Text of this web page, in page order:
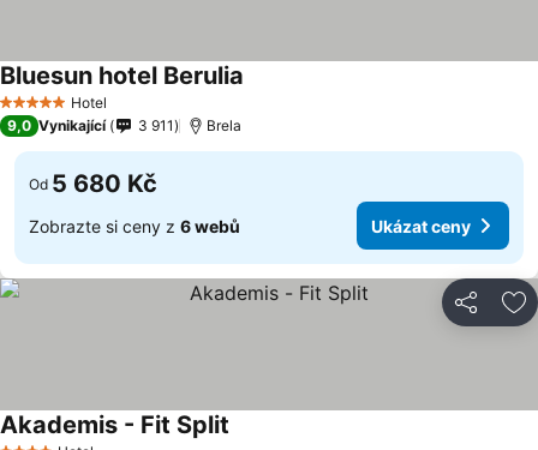
5 Počet hvězdiček
Hotel
Bluesun hotel Berulia
9,0 Vynikající 3 911 Brela
Od 5 680 Kč
Zobrazte si ceny z 6 webů Ukázat ceny
Sdílet
Akademis - Fit Split